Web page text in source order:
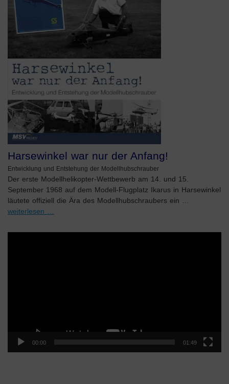
Harsewinkel war nur der Anfang!
Entwicklung und Entstehung der Modellhubschrauber
Der erste Modellhelikopter-Wettbewerb am 14. und 15.
September 1968 auf dem Modell-Flugplatz Ikarus in Harsewinkel
läutete offiziell die Ära des Modellhubschraubers ein …
weiterlesen …
00:00 01:49